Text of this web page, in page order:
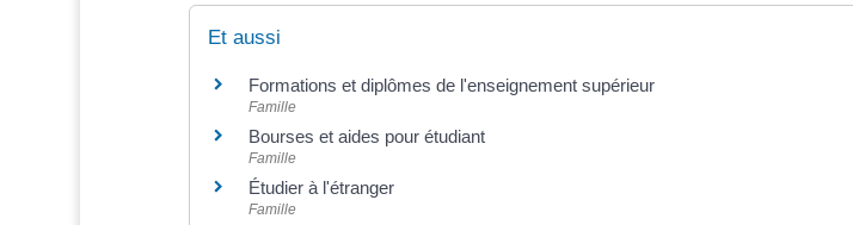
Et aussi
Formations et diplômes de l'enseignement supérieur
Famille
Bourses et aides pour étudiant
Famille
Étudier à l'étranger
Famille